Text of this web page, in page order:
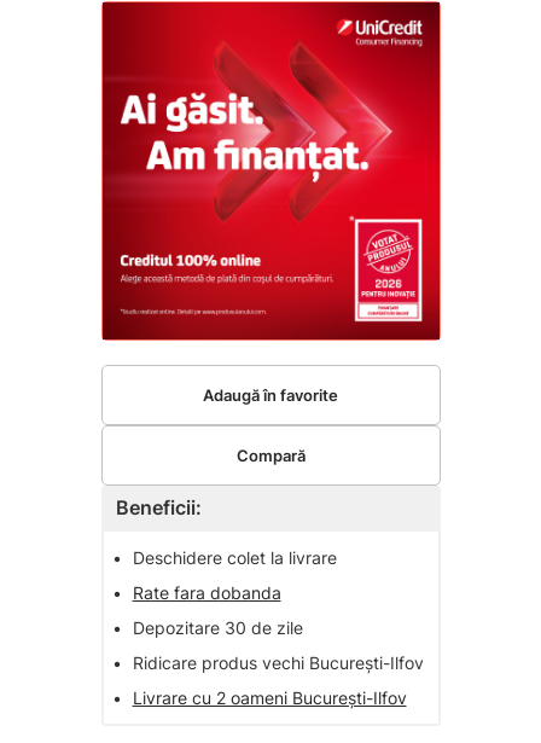
Beneficii:
•
Deschidere colet la livrare
•
Rate fara dobanda
•
Depozitare 30 de zile
•
Ridicare produs vechi București-Ilfov
•
Livrare cu 2 oameni București-Ilfov
Adaugă în favorite
Compară